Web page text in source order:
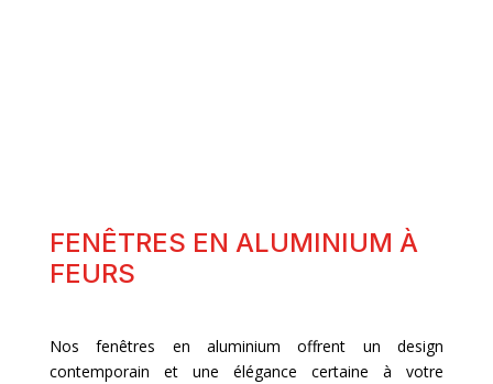
FENÊTRES EN ALUMINIUM À
FEURS
Nos fenêtres en aluminium offrent un design
contemporain et une élégance certaine à votre